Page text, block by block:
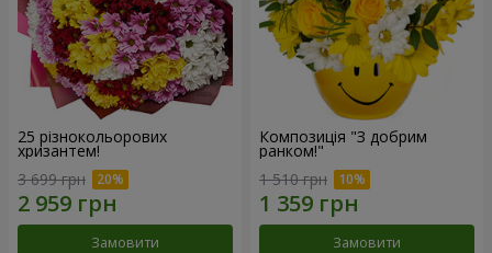
25 різнокольорових
хризантем!
3 699 грн
Замовити
Композиція "З добрим
ранком!"
1 510 грн
Замовити